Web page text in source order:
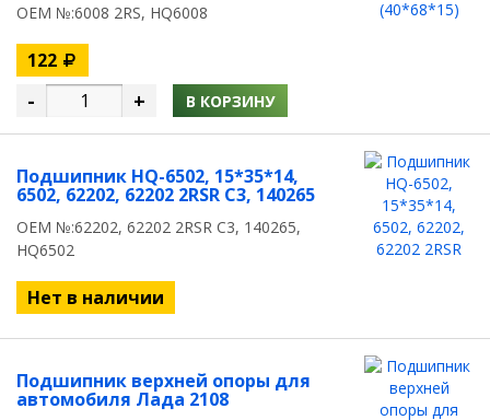
OEM №:6008 2RS, HQ6008
122
- + В КОРЗИНУ
Подшипник HQ-6502, 15*35*14,
6502, 62202, 62202 2RSR C3, 140265
OEM №:62202, 62202 2RSR C3, 140265,
HQ6502
Нет в наличии
Подшипник верхней опоры для
автомобиля Лада 2108